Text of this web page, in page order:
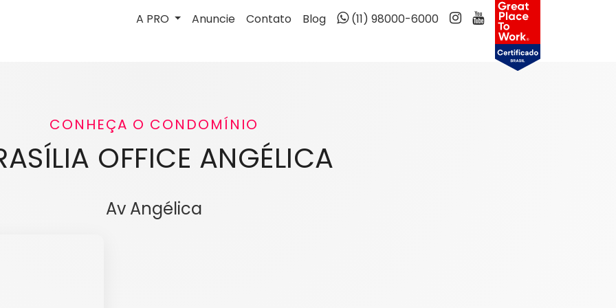
A PRO Anuncie Contato Blog (11) 98000-6000
CONHEÇA O CONDOMÍNIO
OFFICE ANGÉLICA
Av Angélica